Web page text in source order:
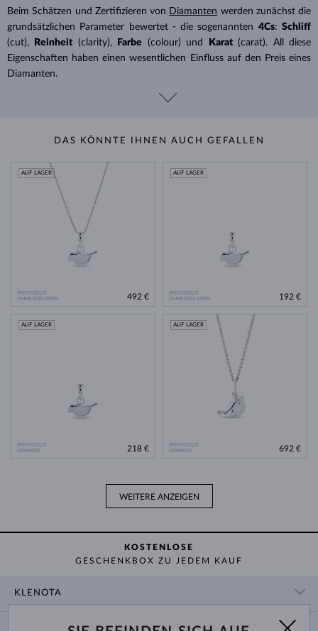
Beim Schätzen und Zertifizieren von Diamanten werden zunächst die
grundsätzlichen Parameter bewertet - die sogenannten 4Cs: Schliff
(cut),
Reinheit (clarity), Farbe (colour) und Karat (carat). All diese
Eigenschaften haben einen wesentlichen Einfluss auf den Preis eines
Diamanten.
DAS KÖNNTE IHNEN AUCH GEFALLEN
WEISSGOLD
OHNE EDELSTEIN
AUF LAGER
492 €
WEISSGOLD
OHNE EDELSTEIN
AUF LAGER
192 €
WEISSGOLD
DIAMANT
AUF LAGER
218 €
WEISSGOLD
DIAMANT
AUF LAGER
692 €
WEITERE ANZEIGEN
KOSTENLOSE
GESCHENKBOX ZU JEDEM KAUF
KLENOTA